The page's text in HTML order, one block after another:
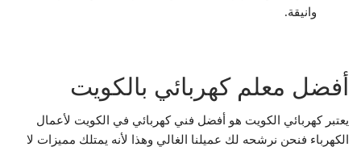
وانيقة.
أفضل معلم كهربائي بالكويت
يعتبر كهربائي الكويت هو أفضل فني كهربائي في الكويت لأعمال
الكهرباء فنحن نرشحه لك عميلنا الغالي وهذا لأنه يمتلك مميزات لا